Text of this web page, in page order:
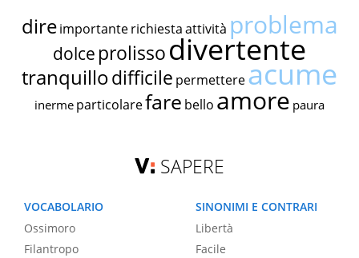
dire importante richiestaattività problema
dolce prolissodivertente
tranquillodifficile permettereacume
inerme particolarefare bello amore paura
SAPERE
VOCABOLARIO
Ossimoro
Filantropo
SINONIMI E CONTRARI
Libertà
Facile